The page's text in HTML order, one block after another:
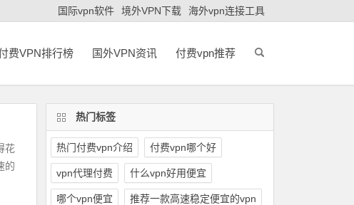
国际vpn软件 境外VPN下载 海外vpn连接工具
费VPN排行榜 国外VPN资讯 付费vpn推荐
花
的
热门标签
热门付费vpn介绍 付费vpn哪个好
vpn代理付费 什么vpn好用便宜
哪个vpn便宜 推荐一款高速稳定便宜的vpn